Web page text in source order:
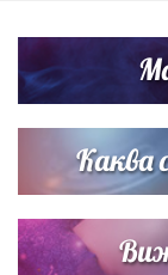
Списъкът е
сватбата на
Каква